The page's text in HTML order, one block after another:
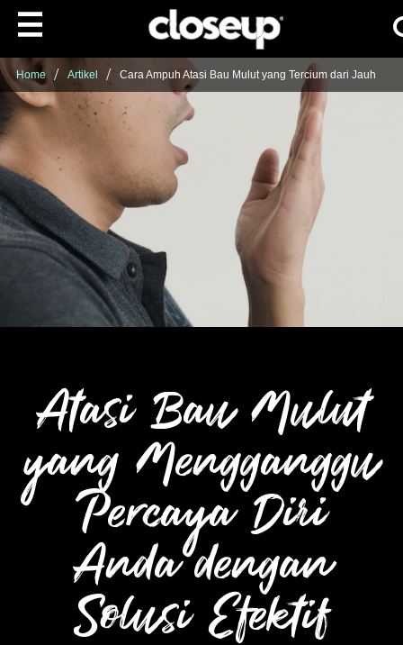
Skip to content
Home Artikel Cara Ampuh Atasi Bau Mulut yang Tercium dari Jauh
Atasi Bau Mulut
yang Mengganggu
Percaya Diri
Anda dengan
Solusi Efektif